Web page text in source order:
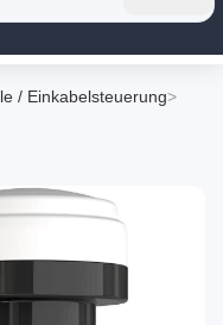
/ Einkabelsteuerung>